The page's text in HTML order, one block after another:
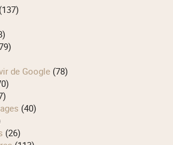
(137)
de Google(78)
(40)
(26)